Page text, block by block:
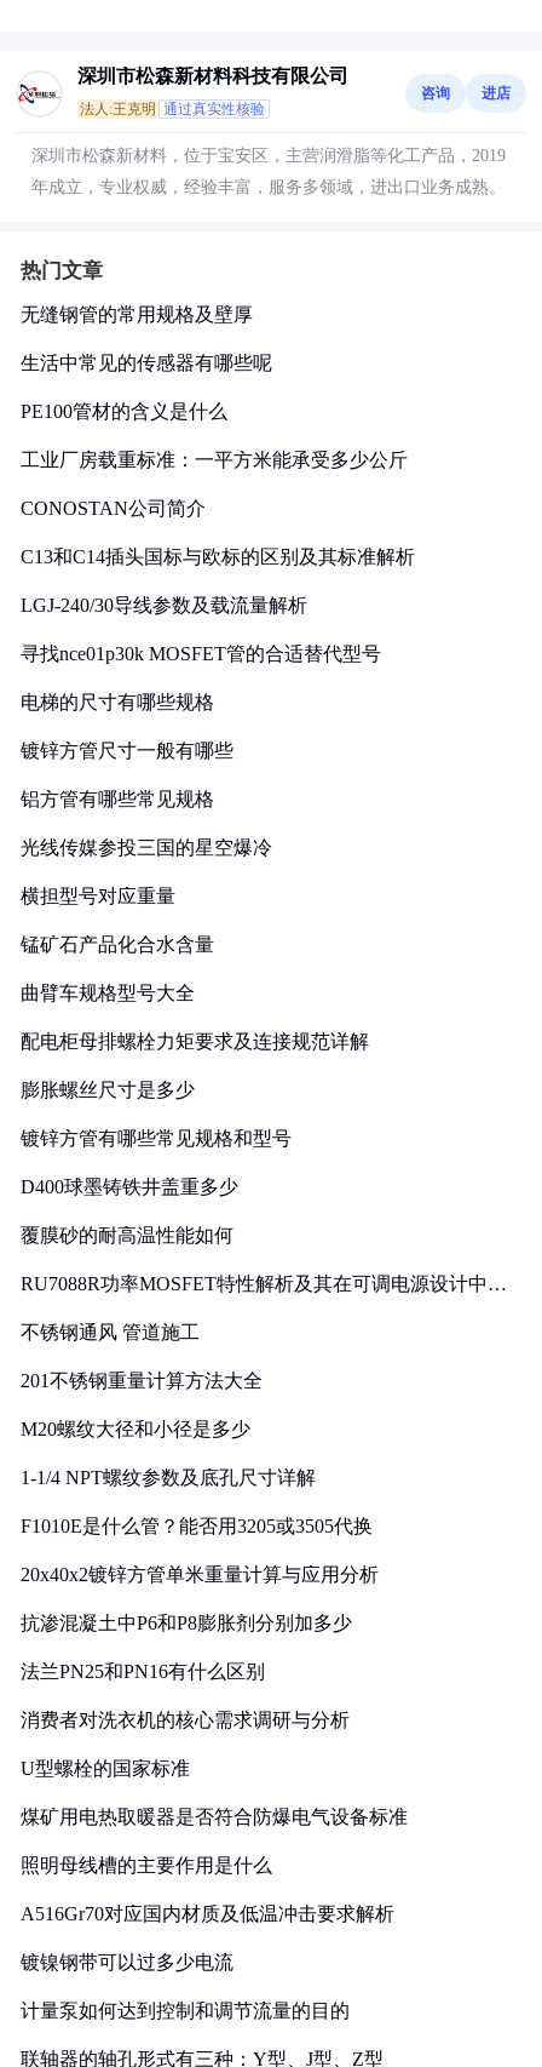
深圳市松森新材料科技有限公司
法人:王克明 通过真实性核验
咨询 进店
深圳市松森新材料，位于宝安区，主营润滑脂等化工产品，2019
年成立，专业权威，经验丰富，服务多领域，进出口业务成熟。
热门文章
无缝钢管的常用规格及壁厚
生活中常见的传感器有哪些呢
PE100管材的含义是什么
工业厂房载重标准：一平方米能承受多少公斤
CONOSTAN公司简介
C13和C14插头国标与欧标的区别及其标准解析
LGJ-240/30导线参数及载流量解析
寻找nce01p30k MOSFET管的合适替代型号
电梯的尺寸有哪些规格
镀锌方管尺寸一般有哪些
铝方管有哪些常见规格
光线传媒参投三国的星空爆冷
横担型号对应重量
锰矿石产品化合水含量
曲臂车规格型号大全
配电柜母排螺栓力矩要求及连接规范详解
膨胀螺丝尺寸是多少
镀锌方管有哪些常见规格和型号
D400球墨铸铁井盖重多少
覆膜砂的耐高温性能如何
RU7088R功率MOSFET特性解析及其在可调电源设计中的
不锈钢通风 管道施工
201不锈钢重量计算方法大全
M20螺纹大径和小径是多少
1-1/4 NPT螺纹参数及底孔尺寸详解
F1010E是什么管？能否用3205或3505代换
20x40x2镀锌方管单米重量计算与应用分析
抗渗混凝土中P6和P8膨胀剂分别加多少
法兰PN25和PN16有什么区别
消费者对洗衣机的核心需求调研与分析
U型螺栓的国家标准
煤矿用电热取暖器是否符合防爆电气设备标准
照明母线槽的主要作用是什么
A516Gr70对应国内材质及低温冲击要求解析
镀镍钢带可以过多少电流
计量泵如何达到控制和调节流量的目的
联轴器的轴孔形式有三种：Y型、J型、Z型